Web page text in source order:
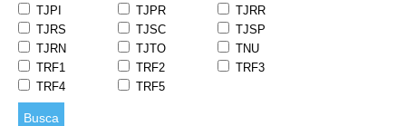
TJPI
TJPR
TJRR
TJRS
TJSC
TJSP
TJRN
TJTO
TNU
TRF1
TRF2
TRF3
TRF4
TRF5
Busca